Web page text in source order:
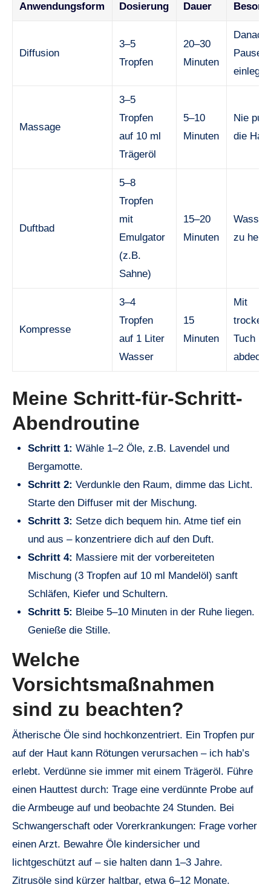
Anwendungsform Dosierung Dauer
Diffusion
3–5
Tropfen
20–30
Minuten
Danach
Pause
einlegen
Massage
3–5
Tropfen
auf 10 ml
Trägeröl
5–10
Minuten
Nie pur
die Haut
Duftbad
5–8
Tropfen
mit
Emulgator
(z.B.
Sahne)
15–20
Minuten
Wasser
zu heiß
Kompresse
3–4
Tropfen
auf 1 Liter
Wasser
15
Minuten
Mit
Tuch
Meine Schritt-für-Schritt-
Abendroutine
Schritt 1: Wähle 1–2 Öle, z.B. Lavendel und
Bergamotte.
Schritt 2: Verdunkle den Raum, dimme das Licht.
Starte den Diffuser mit der Mischung.
Schritt 3: Setze dich bequem hin. Atme tief ein
und aus – konzentriere dich auf den Duft.
Schritt 4: Massiere mit der vorbereiteten
Mischung (3 Tropfen auf 10 ml Mandelöl) sanft
Schläfen, Kiefer und Schultern.
Schritt 5: Bleibe 5–10 Minuten in der Ruhe liegen.
Genieße die Stille.
Welche
Vorsichtsmaßnahmen
sind zu beachten?
Ätherische Öle sind hochkonzentriert. Ein Tropfen pur
auf der Haut kann Rötungen verursachen – ich hab’s
erlebt. Verdünne sie immer mit einem Trägeröl. Führe
einen Hauttest durch: Trage eine verdünnte Probe auf
die Armbeuge auf und beobachte 24 Stunden. Bei
Schwangerschaft oder Vorerkrankungen: Frage vorher
einen Arzt. Bewahre Öle kindersicher und
lichtgeschützt auf – sie halten dann 1–3 Jahre.
Zitrusöle sind kürzer haltbar, etwa 6–12 Monate.